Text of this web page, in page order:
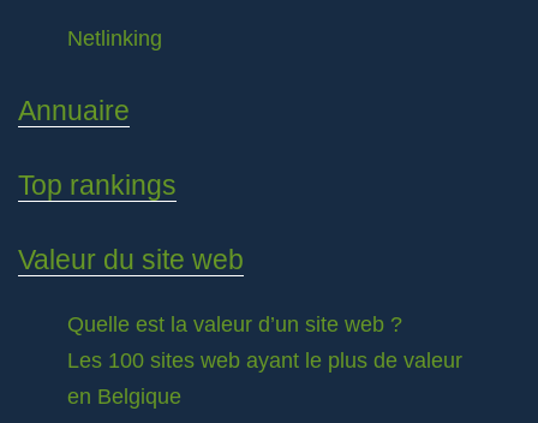
Netlinking
Annuaire
Top rankings
Valeur du site web
Quelle est la valeur d’un site web ?
Les 100 sites web ayant le plus de valeur
en Belgique